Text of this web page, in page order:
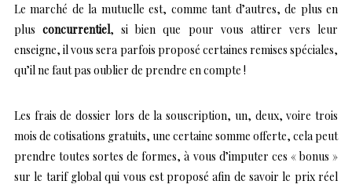
Le marché de la mutuelle est, comme tant d’autres, de plus en
plusconcurrentiel, si bien que pour vous attirer vers leur
enseigne, il vous sera parfois proposé certaines remises spéciales,
qu’il ne faut pas oublier de prendre en compte !
Les frais de dossier lors de la souscription, un, deux, voire trois
mois de cotisations gratuits, une certaine somme offerte, cela peut
prendre toutes sortes de formes, à vous d’imputer ces « bonus »
sur le tarif global qui vous est proposé afin de savoir le prix réel